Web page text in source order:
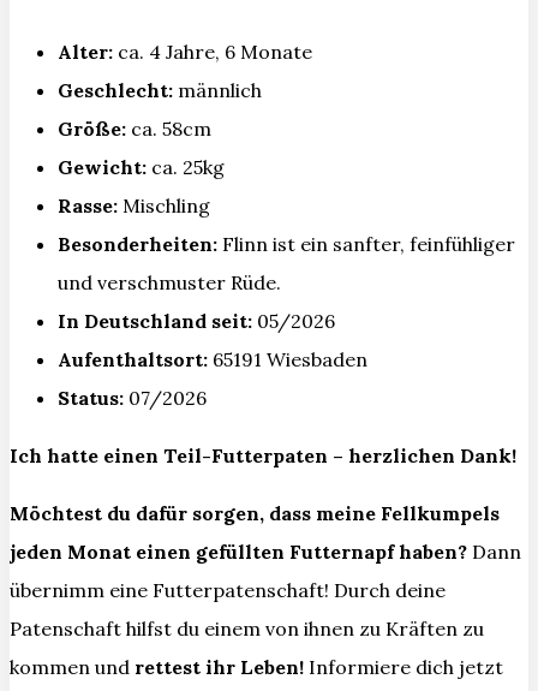
Alter: ca. 4 Jahre, 6 Monate
Geschlecht: männlich
Größe: ca. 58cm
Gewicht: ca. 25kg
Rasse: Mischling
Besonderheiten: Flinn ist ein sanfter, feinfühliger
und verschmuster Rüde.
In Deutschland seit: 05/2026
Aufenthaltsort: 65191 Wiesbaden
Status: 07/2026
Ich hatte einen Teil-Futterpaten – herzlichen Dank!
Möchtest du dafür sorgen, dass meine Fellkumpels
jeden Monat einen gefüllten Futternapf haben? Dann
übernimm eine Futterpatenschaft! Durch deine
Patenschaft hilfst du einem von ihnen zu Kräften zu
kommen und rettest ihr Leben! Informiere dich jetzt